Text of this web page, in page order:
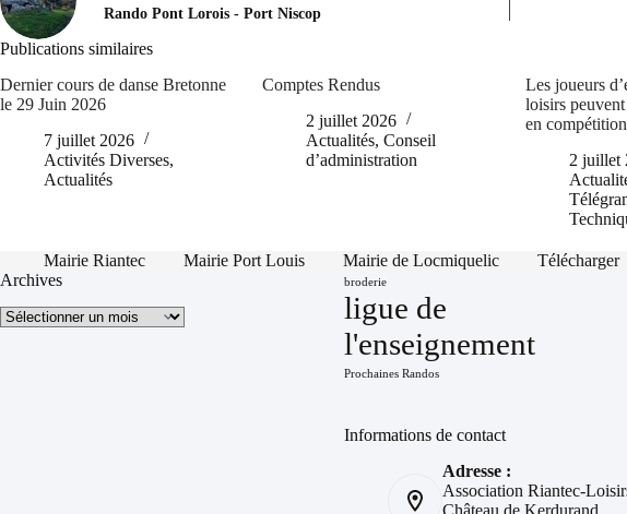
Rando Pont Lorois - Port Niscop
Publications similaires
Dernier cours de danse Bretonne
le 29 Juin 2026
7 juillet 2026
Activités Diverses,
Actualités
Comptes Rendus
2 juillet 2026
Actualités,Conseil
d’administration
Les joueurs
loisirs
en compétition
2 juillet
Mairie Riantec Mairie Port Louis Mairie de Locmiquelic
Télécharger
Archives
Archives
broderie
ligue de
l'enseignement
Prochaines Randos
Informations de contact
Adresse :
Association Riantec-
Château de Kerdurand